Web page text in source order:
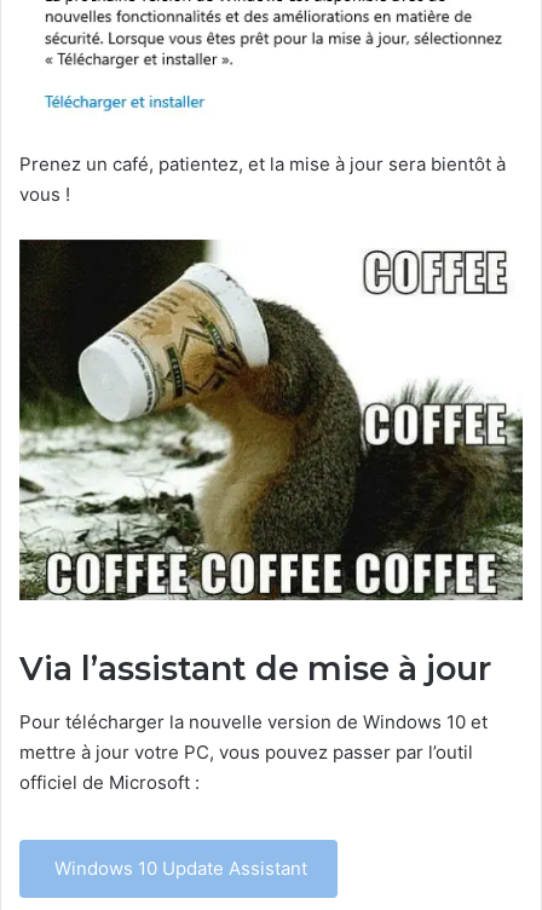
Prenez un café, patientez, et la mise à jour sera bientôt à
vous !
Via l’assistant de mise à jour
Pour télécharger la nouvelle version de Windows 10 et
mettre à jour votre PC, vous pouvez passer par l’outil
officiel de Microsoft :
Windows 10 Update Assistant